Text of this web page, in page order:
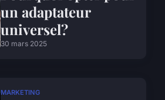
un adaptateur
universel?
30 mars 2025
MARKETING